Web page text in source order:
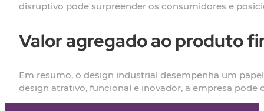
disruptivo pode surpreender os consumidores e
Valor agregado ao produto
Em resumo, o design industrial desempenha um
design atrativo, funcional e inovador, a empresa